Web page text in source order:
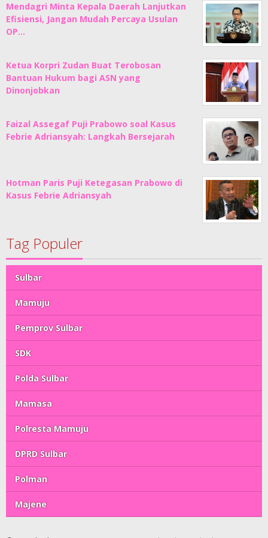
Mendagri Minta Kepala Daerah Lanjutkan
Efisiensi, Jangan Mudah Percaya Usulan
OP…
Ketua Korpri Zudan Buat Terobosan
Bantuan Hukum bagi ASN yang
Dinonjobkan
Faizal Assegaf Puji Prabowo soal Kasus
Febrie Adriansyah: Langkah Bersejarah
Hotman Paris Puji Ketegasan Prabowo di
Kasus Febrie Adriansyah
Tag Populer
Sulbar
Mamuju
Pemprov Sulbar
SDK
Polda Sulbar
Mamasa
Polresta Mamuju
DPRD Sulbar
Polman
Majene